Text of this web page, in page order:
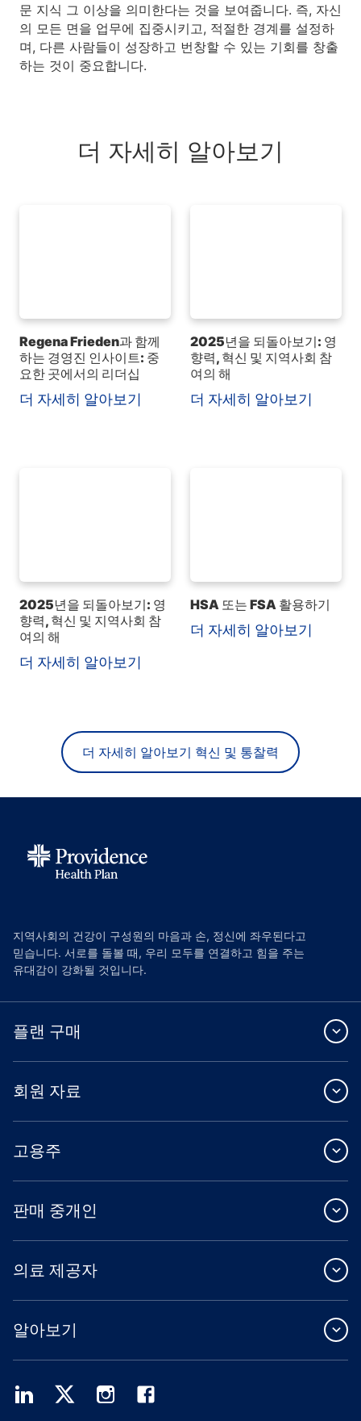
문 지식 그 이상을 의미한다는 것을 보여줍니다. 즉, 자신
의 모든 면을 업무에 집중시키고, 적절한 경계를 설정하
며, 다른 사람들이 성장하고 번창할 수 있는 기회를 창출
하는 것이 중요합니다.
더 자세히 알아보기
Regena Frieden과 함께
하는 경영진 인사이트: 중
요한 곳에서의 리더십
더 자세히 알아보기
2025년을 되돌아보기: 영
향력, 혁신 및 지역사회 참
여의 해
더 자세히 알아보기
2025년을 되돌아보기: 영
향력, 혁신 및 지역사회 참
여의 해
더 자세히 알아보기
HSA 또는 FSA 활용하기
더 자세히 알아보기
더 자세히 알아보기 혁신 및 통찰력
지역사회의 건강이 구성원의 마음과 손, 정신에 좌우된다고
믿습니다. 서로를 돌볼 때, 우리 모두를 연결하고 힘을 주는
유대감이 강화될 것입니다.
플랜 구매
회원 자료
고용주
판매 중개인
의료 제공자
알아보기